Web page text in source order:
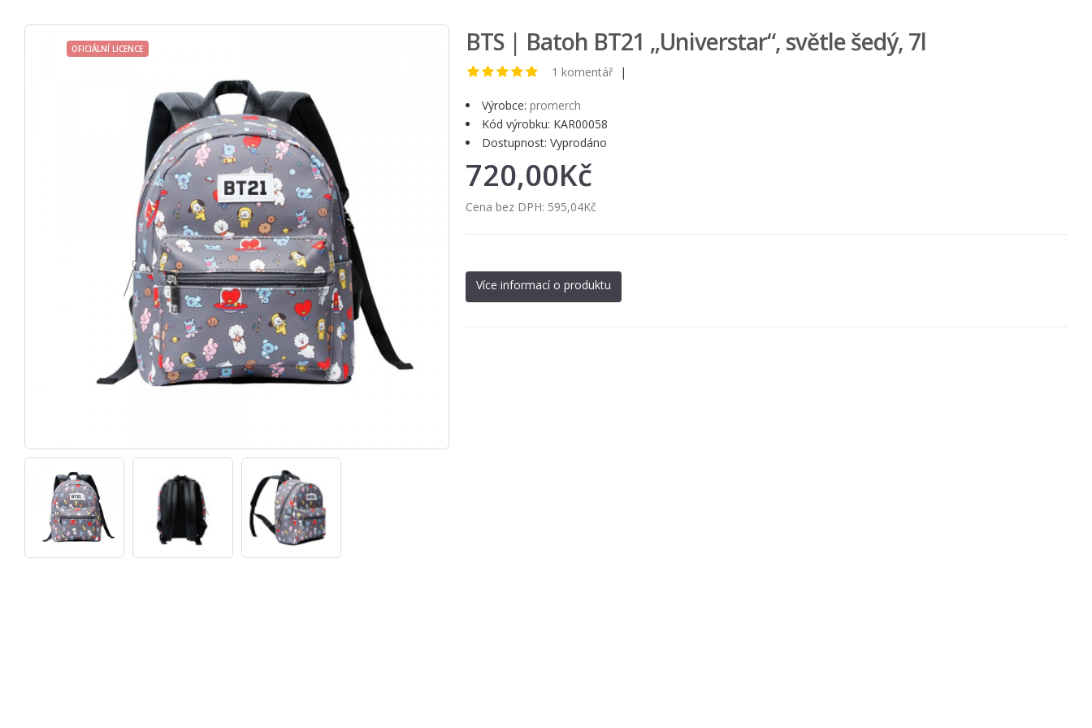
OFICIÁLNÍ LICENCE BTS | Batoh BT21 „Universtar“, světle šedý, 7l
1 komentář |
Výrobce:promerch
Kód výrobku: KAR00058
Dostupnost: Vyprodáno
720,00Kč
Cena bez DPH: 595,04Kč
Více informací o produktu